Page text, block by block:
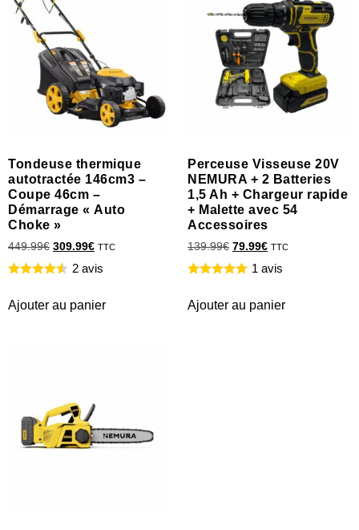
Tondeuse thermique
autotractée 146cm3 –
Coupe 46cm –
Démarrage « Auto
Choke »
449.99€ 309.99€ TTC
2 avis
Ajouter au panier
Perceuse Visseuse 20V
NEMURA + 2 Batteries
1,5 Ah + Chargeur rapide
+ Malette avec 54
Accessoires
139.99€ 79.99€ TTC
1 avis
Ajouter au panier